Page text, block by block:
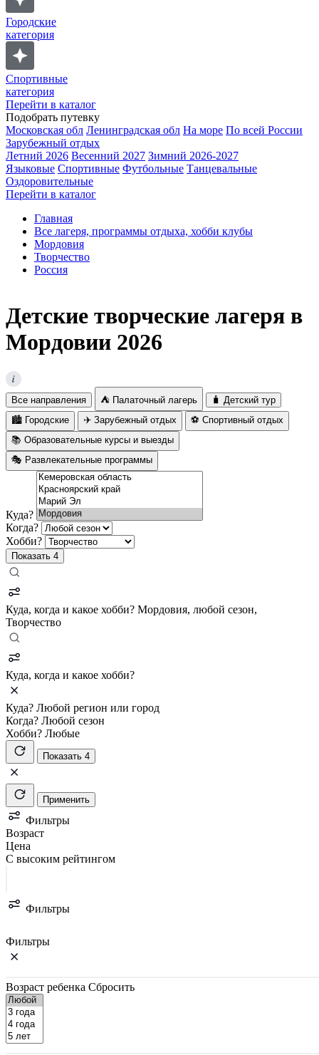
Городские
категория
Спортивные
категория
Перейти в каталог
Подобрать путевку
Московская обл Ленинградская обл На море По всей России
Зарубежный отдых
Летний 2026 Весенний 2027 Зимний 2026-2027
Языковые Спортивные Футбольные Танцевальные
Оздоровительные
Перейти в каталог
Главная
Все лагеря, программы отдыха, хобби клубы
Мордовия
Творчество
Россия
Детские творческие лагеря в
Мордовии 2026
i
Все направления ⛺ Палаточный лагерь
🧳 Детский тур
🏙️ Городские
✈️ Зарубежный отдых
⚽ Спортивный отдых
📚 Образовательные курсы и выезды
🎭 Развлекательные программы
Куда?
Когда?
Хобби?
Показать 4
Куда, когда и какое хобби? Мордовия, любой сезон,
Творчество
Куда, когда и какое хобби?
Куда? Любой регион или город
Когда? Любой сезон
Хобби? Любые
Показать 4
Применить
Фильтры
Возраст
Цена
С высоким рейтингом
Фильтры
Фильтры
Возраст ребенка Сбросить